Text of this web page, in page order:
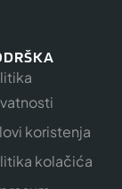
koristenja
kolačića